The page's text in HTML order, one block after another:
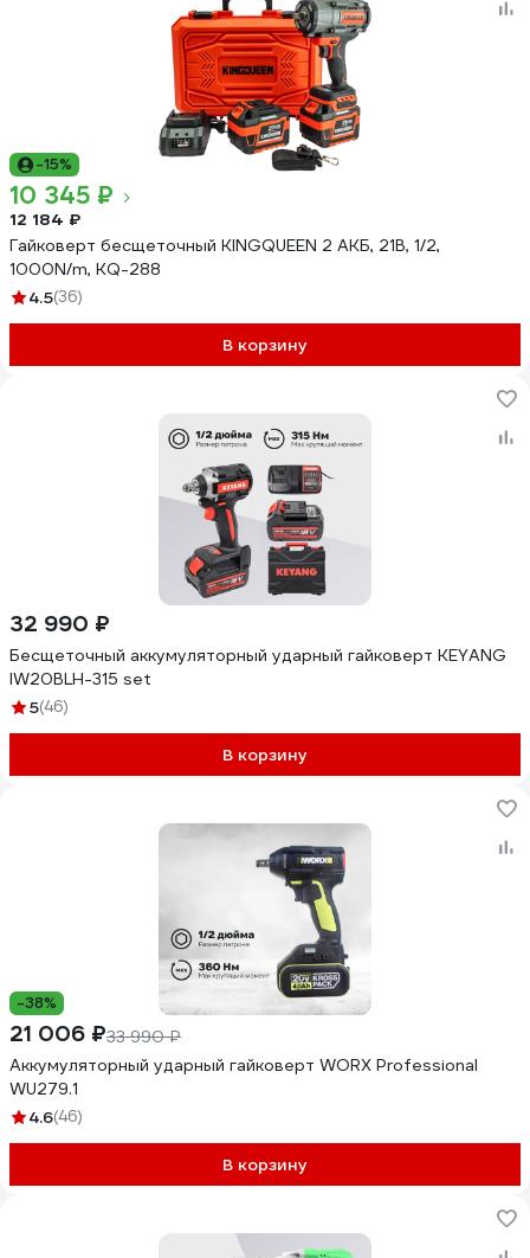
-15%
10 345 ₽
12 184 ₽
Гайковерт бесщеточный KINGQUEEN 2 АКБ, 21В, 1/2,
1000N/m, KQ-288
4.5(36)
В корзину
32 990 ₽
Бесщеточный аккумуляторный ударный гайковерт KEYANG
IW20BLH-315 set
5(46)
В корзину
-38%
21 006 ₽33 990 ₽
Аккумуляторный ударный гайковерт WORX Professional
WU279.1
4.6(46)
В корзину